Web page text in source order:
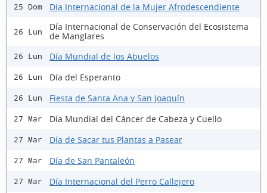
25 Dom Día Internacional de la Mujer Afrodescendiente
26 Lun
Día Internacional de Conservación del Ecosistema
de Manglares
26 Lun Día Mundial de los Abuelos
26 Lun Día del Esperanto
26 Lun Fiesta de Santa Ana y San Joaquín
27 Mar Día Mundial del Cáncer de Cabeza y Cuello
27 Mar Día de Sacar tus Plantas a Pasear
27 Mar Día de San Pantaleón
27 Mar Día Internacional del Perro Callejero